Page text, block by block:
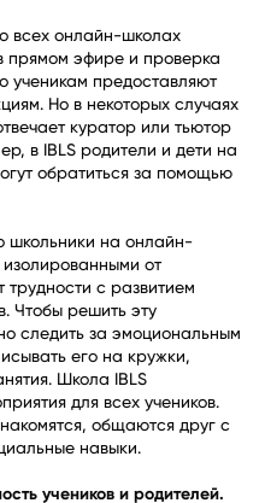
всех онлайн-школах
прямом эфире и проверка
ученикам предоставляют
Но в некоторых случаях
куратор или тьютор
в IBLS родители и дети на
обратиться за помощью
школьники на онлайн-
изолированными от
трудности с развитием
Чтобы решить эту
следить за эмоциональным
его на кружки,
Школа IBLS
для всех учеников.
общаются друг с
навыки.
учеников и родителей.